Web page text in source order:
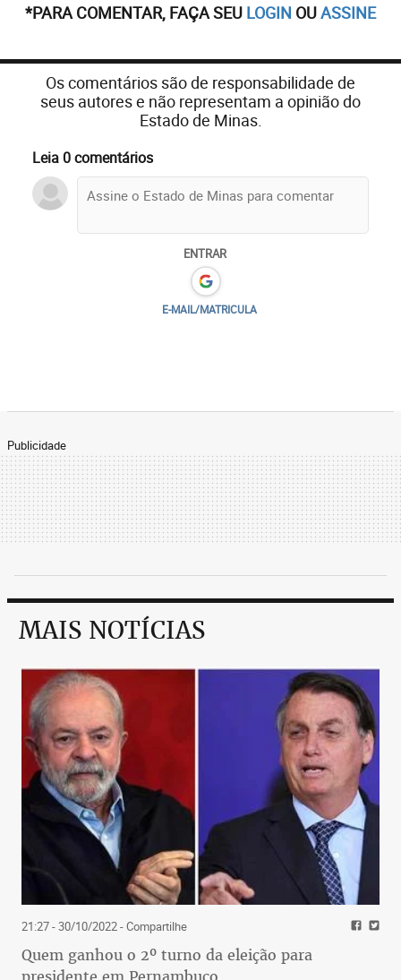
*PARA COMENTAR, FAÇA SEU LOGIN OUASSINE
Os comentários são de responsabilidade de
seus autores e não representam a opinião do
Estado de Minas.
Leia 0 comentários
ENTRAR
E-MAIL/MATRICULA
Publicidade
MAIS NOTÍCIAS
21:27 - 30/10/2022- Compartilhe
Quem ganhou o 2º turno da eleição para